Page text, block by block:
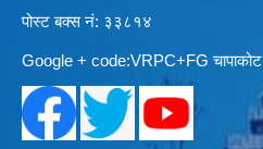
पोस्ट बक्स नं: ३३८१४
Google + code:VRPC+FG चापाकोट